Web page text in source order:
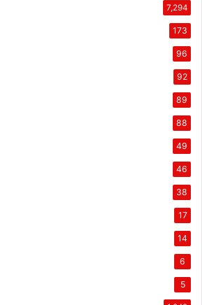
7,294
173
96
92
89
88
49
46
38
17
14
6
5